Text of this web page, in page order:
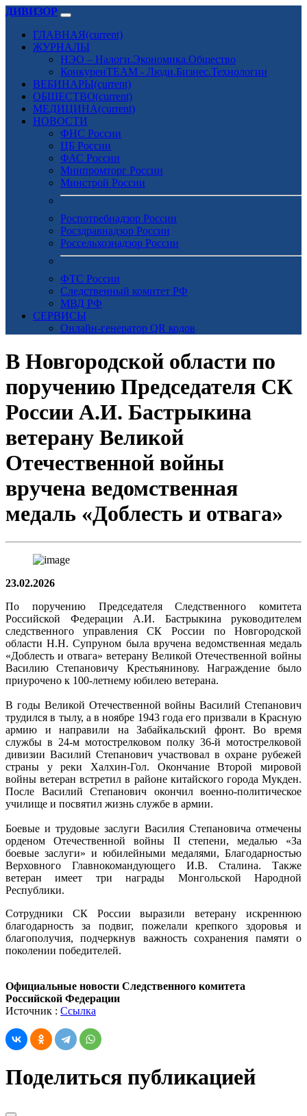
ДИВИЗОР
ГЛАВНАЯ(current)
ЖУРНАЛЫ
НЭО – Налоги.Экономика.Общество
КонкуренTEAM - Люди.Бизнес.Технологии
ВЕБИНАРЫ(current)
ОБЩЕСТВО(current)
МЕДИЦИНА(current)
НОВОСТИ
ФНС России
ЦБ России
ФАС России
Минпромторг России
Минстрой России
Роспотребнадзор России
Росздравнадзор России
Россельхознадзор России
ФТС России
Следственный комитет РФ
МВД РФ
СЕРВИСЫ
Онлайн-генератор QR кодов
В Новгородской области по
поручению Председателя СК
России А.И. Бастрыкина
ветерану Великой
Отечественной войны
вручена ведомственная
медаль «Доблесть и отвага»
23.02.2026
По поручению Председателя Следственного комитета
Российской Федерации А.И. Бастрыкина руководителем
следственного управления СК России по Новгородской
области Н.Н. Супруном была вручена ведомственная медаль
«Доблесть и отвага» ветерану Великой Отечественной войны
Василию Степановичу Крестьянинову. Награждение было
приурочено к 100-летнему юбилею ветерана.
В годы Великой Отечественной войны Василий Степанович
трудился в тылу, а в ноябре 1943 года его призвали в Красную
армию и направили на Забайкальский фронт. Во время
службы в 24-м мотострелковом полку 36-й мотострелковой
дивизии Василий Степанович участвовал в охране рубежей
страны у реки Халхин-Гол. Окончание Второй мировой
войны ветеран встретил в районе китайского города Мукден.
После Василий Степанович окончил военно-политическое
училище и посвятил жизнь службе в армии.
Боевые и трудовые заслуги Василия Степановича отмечены
орденом Отечественной войны II степени, медалью «За
боевые заслуги» и юбилейными медалями, Благодарностью
Верховного Главнокомандующего И.В. Сталина. Также
ветеран имеет три награды Монгольской Народной
Республики.
Сотрудники СК России выразили ветерану искреннюю
благодарность за подвиг, пожелали крепкого здоровья и
благополучия, подчеркнув важность сохранения памяти о
поколении победителей.
Официальные новости Следственного комитета
Российской Федерации
Источник : Ссылка
Поделиться публикацией